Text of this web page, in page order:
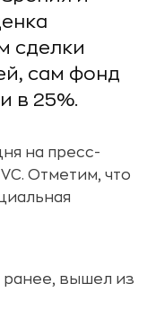
сделки
сам фонд
в 25%.
на пресс-
Отметим, что
вышел из